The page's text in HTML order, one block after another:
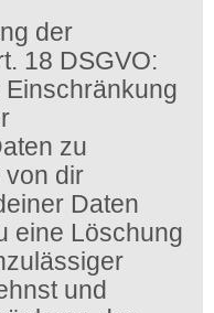
der
18 DSGVO:
zu
von dir
Daten
eine Löschung
und